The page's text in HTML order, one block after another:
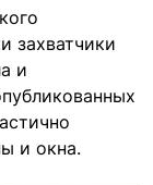
захватчики
и
и окна.